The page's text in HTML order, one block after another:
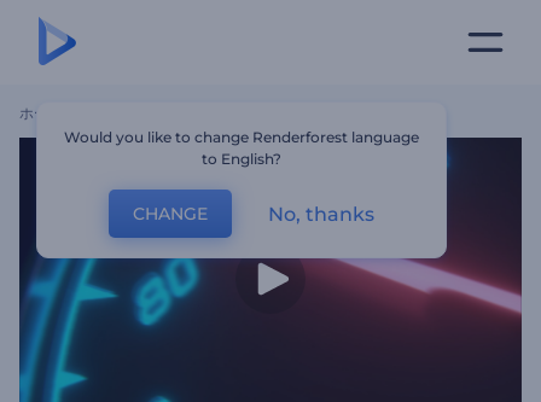
ホーム
Would you like to change Renderforest language
to English?
CHANGE No, thanks